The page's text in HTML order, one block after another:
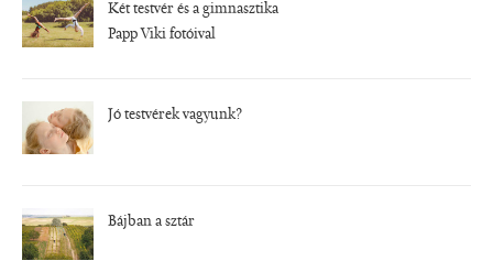
Két testvér és a gimnasztika
Papp Viki fotóival
Jó testvérek vagyunk?
Bájban a sztár